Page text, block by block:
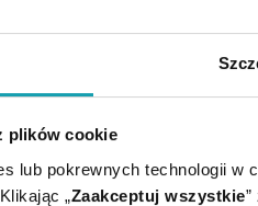
plików cookie
lub pokrewnych technologii w
„Zaakceptuj wszystkie